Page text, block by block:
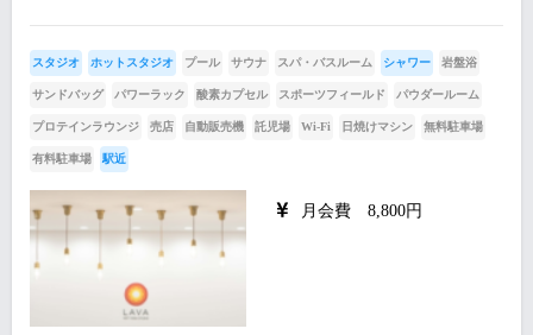
スタジオ ホットスタジオ プール サウナ スパ・バスルーム シャワー 岩盤浴
サンドバッグ パワーラック 酸素カプセル スポーツフィールド パウダールーム
プロテインラウンジ 売店 自動販売機 託児場 Wi-Fi 日焼けマシン 無料駐車場
有料駐車場 駅近
月会費 8,800円